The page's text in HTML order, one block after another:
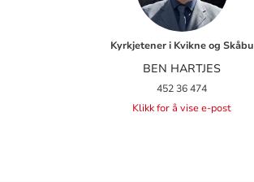
Kyrkjetener i Kvikne og Skåbu
BEN HARTJES
452 36 474
Klikk for å vise e-post